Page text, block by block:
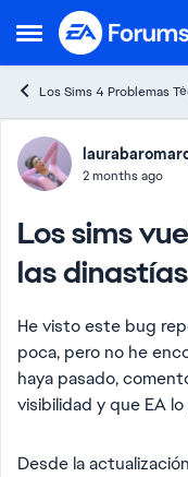
Open Side Menu
Skip to content
Los Sims 4 Problemas
Forum2 months ago
Los sims
las
He visto este bug
poca, pero no he
haya pasado,
visibilidad y que EA
Desde la